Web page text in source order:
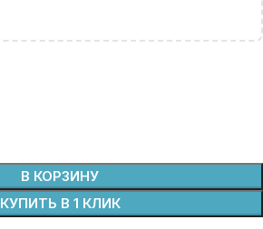
В КОРЗИНУ
КУПИТЬ В 1 КЛИК